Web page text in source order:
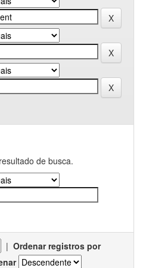
de busca.
| Ordenar registros por